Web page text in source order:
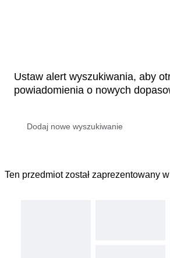
Ustaw alert wyszukiwania, aby
powiadomienia o nowych
Ten przedmiot został zaprezentowany w